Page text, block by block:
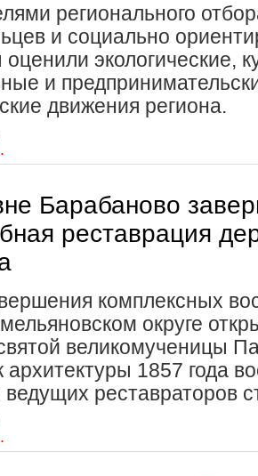
регионального
и социально
экологические,
и
движения региона.
Барабаново
реставрация
комплексных
округе
великомученицы
1857 года
ведущих реставраторов